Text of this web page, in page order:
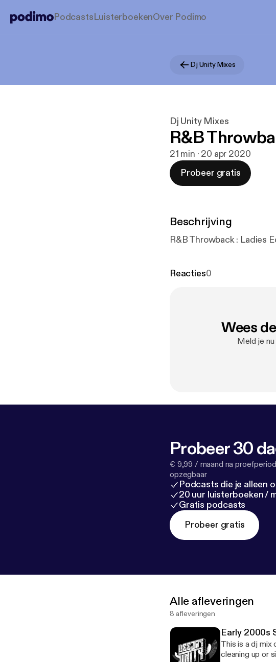
PodcastsLuisterboekenOver Podimo
Dj Unity Mixes
Dj Unity Mixes
R&B
21 min · 20 apr 2020
Probeer gratis
Beschrijving
R&B Throwback : Ladies
Reacties0
Wees
Meld je
Probeer 30
€ 9,99 / maand na
opzegbaar
Podcasts die je alleen
20 uur luisterboeken /
Gratis podcasts
Probeer gratis
Alle afleveringen
8 afleveringen
Early 2000s
This is a dj
cleaning up or